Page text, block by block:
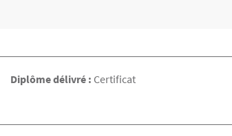
Diplôme délivré : Certificat